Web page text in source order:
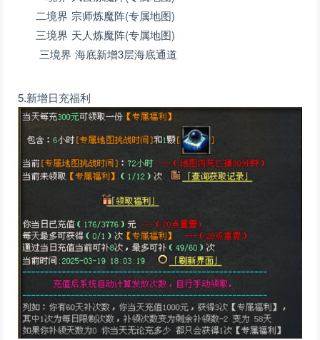
二境界 宗师炼魔阵(专属地图)
三境界 天人炼魔阵(专属地图)
三境界 海底新增3层海底通道
5.新增日充福利